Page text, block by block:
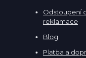
Odstoupení
reklamace
Blog
Platba a